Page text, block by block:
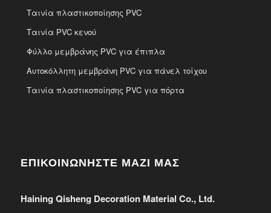
Ταινία πλαστικοποίησης PVC
Ταινία PVC κενού
Φύλλο μεμβράνης PVC για έπιπλα
Αυτοκόλλητη μεμβράνη PVC για πάνελ τοίχου
Ταινία πλαστικοποίησης PVC για πόρτα
ΕΠΙΚΟΙΝΩΝΗΣΤΕ ΜΑΖΙ ΜΑΣ
Haining Qisheng Decoration Material Co., Ltd.